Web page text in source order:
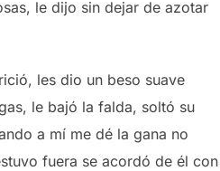
le dijo sin dejar de azotar
les dio un beso suave
le bajó la falda, soltó su
a mí me dé la gana no
fuera se acordó de él con